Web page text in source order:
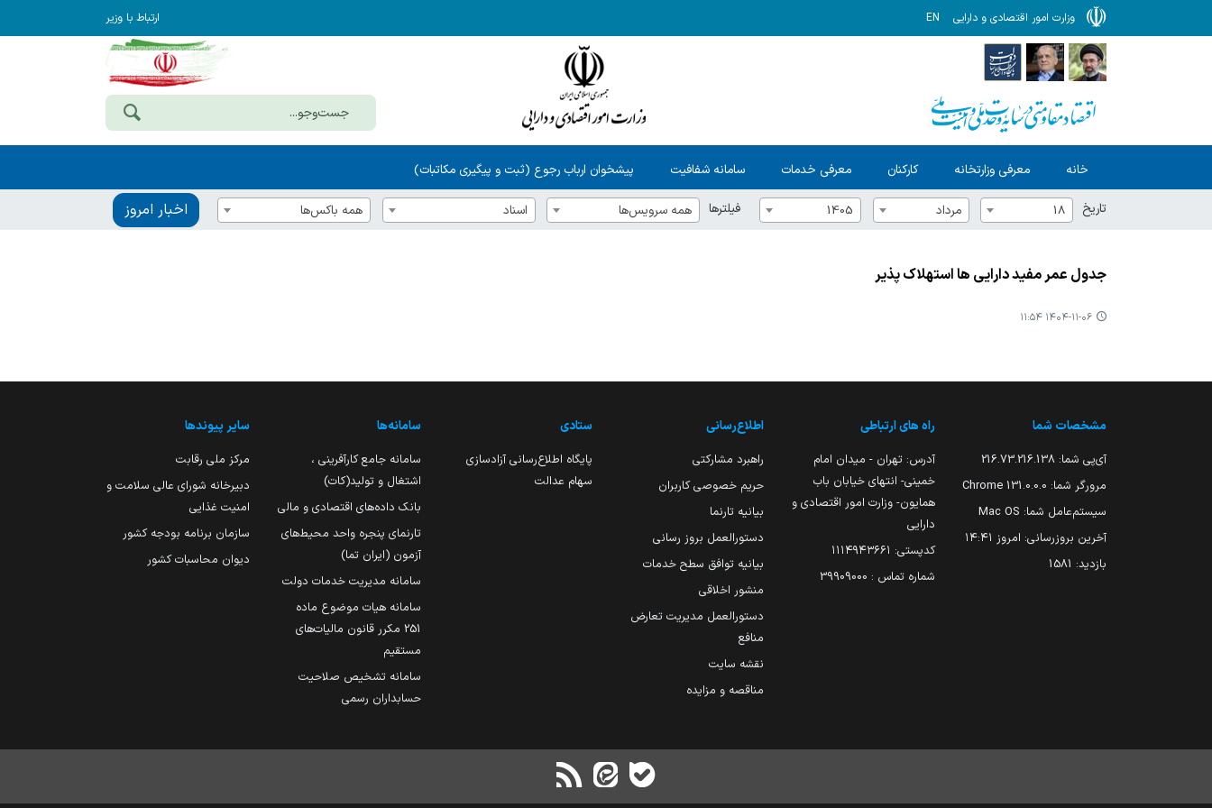
وزارت امور اقتصادی و دارایی EN ارتباط با وزیر
خانه معرفی وزارتخانه کارکنان معرفی خدمات سامانه شفافیت پیشخوان ارباب رجوع (ثبت و پیگیری مکاتبات)
تاریخ 18 مرداد 1405 فیلترها همه سرویس‌ها اسناد همه باکس‌ها اخبار امروز
جدول عمر مفید دارایی ها استهلاک پذیر
۱۴۰۴-۱۱-۰۶ ۱۱:۵۴
مشخصات شما
آی‌پی شما: 216.73.216.138
مرورگر شما: 131.0.0.0 Chrome
سیستم‌عامل شما: Mac OS
آخرین بروزرسانی: امروز ۱۴:۴۱
بازدید: 1581
راه های ارتباطی
آدرس: تهران - میدان امام
خمینی- انتهای خیابان باب
همایون- وزارت امور اقتصادی و
دارایی
کدپستی: ۱۱۱۴۹۴۳۶۶۱
شماره تماس : 39909000
اطلاع‌رسانی
راهبرد مشارکتی
حریم خصوصی کاربران
بیانیه تارنما
دستورالعمل بروز رسانی
بیانیه توافق سطح خدمات
منشور اخلاقی
دستورالعمل مدیریت تعارض
منافع
نقشه سایت
مناقصه و مزایده
ستادی
پایگاه اطلاع‌رسانی آزادسازی
سهام عدالت
سامانه‌ها
سامانه جامع کارآفرینی ،
اشتغال و تولید(کات)
بانک داده‌های اقتصادی و مالی
تارنمای پنجره واحد محیط‌های
آزمون (ایران تما)
سامانه مدیریت خدمات دولت
سامانه هیات موضوع ماده
251 مکرر قانون مالیات‌های
مستقیم
سامانه تشخیص صلاحیت
حسابداران رسمی
سایر پیوندها
مرکز ملی رقابت
دبیرخانه شورای عالی سلامت و
امنیت غذایی
سازمان برنامه بودجه کشور
دیوان محاسبات کشور